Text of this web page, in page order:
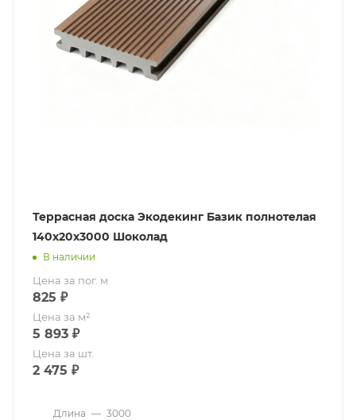
Террасная доска Экодекинг Базик полнотелая
140х20х3000 Шоколад
В наличии
Цена за пог. м
825 ₽
Цена за м²
5 893 ₽
Цена за шт.
2 475 ₽
Длина — 3000